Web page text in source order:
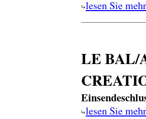
lesen Sie mehr
LE BAL/
lesen Sie mehr